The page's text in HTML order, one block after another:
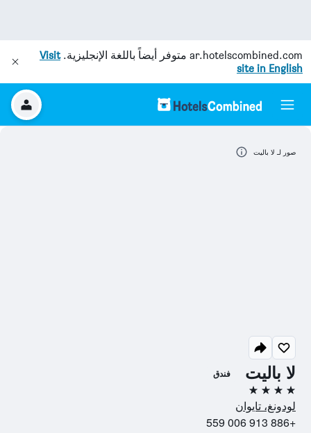
ar.hotelscombined.com متوفر أيضاً باللغة الإنجليزية.Visit
site in English
لا باليت فندق
4 نجوم
لودونغ، تايوان
+886 913 006 559
صور لـ لا باليت